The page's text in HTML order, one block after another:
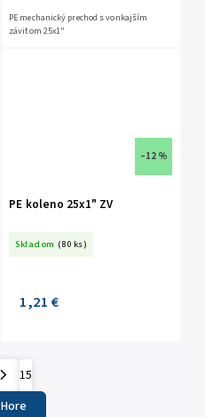
PE mechanický prechod s vonkajším
závitom 25x1"
–12 %
PE koleno 25x1" ZV
Skladom (80 ks)
1,21 €
15
Hore